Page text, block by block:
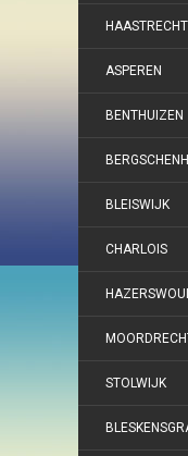
HAASTRECHT
ASPEREN
BENTHUIZEN
BLEISWIJK
CHARLOIS
STOLWIJK